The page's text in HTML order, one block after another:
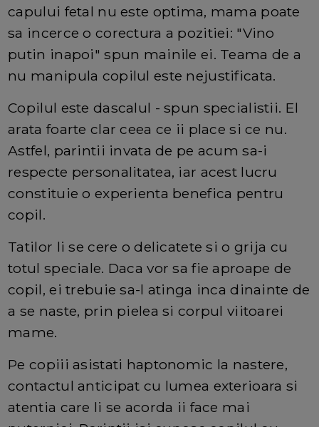
capului fetal nu este optima, mama poate
sa incerce o corectura a pozitiei: "Vino
putin inapoi" spun mainile ei. Teama de a
nu manipula copilul este nejustificata.
Copilul este dascalul - spun specialistii. El
arata foarte clar ceea ce ii place si ce nu.
Astfel, parintii invata de pe acum sa-i
respecte personalitatea, iar acest lucru
constituie o experienta benefica pentru
copil.
Tatilor li se cere o delicatete si o grija cu
totul speciale. Daca vor sa fie aproape de
copil, ei trebuie sa-l atinga inca dinainte de
a se naste, prin pielea si corpul viitoarei
mame.
Pe copiii asistati haptonomic la nastere,
contactul anticipat cu lumea exterioara si
atentia care li se acorda ii face mai